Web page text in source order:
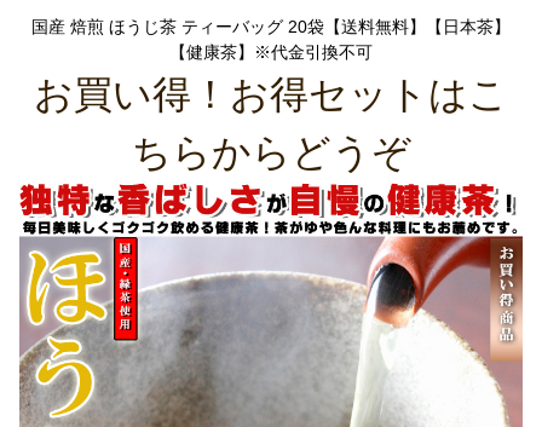
国産 焙煎 ほうじ茶 ティーバッグ 20袋【送料無料】【日本茶】
【健康茶】※代金引換不可
お買い得！お得セットはこ
ちらからどうぞ